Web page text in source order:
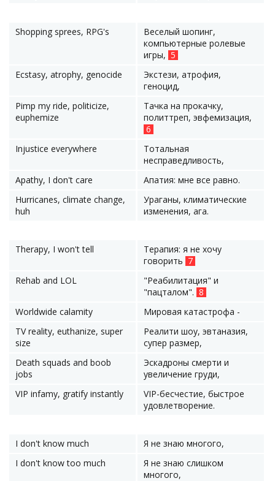
Shopping sprees, RPG's
Веселый шопинг,
компьютерные ролевые
игры, 5
Ecstasy, atrophy, genocide
Экстези, атрофия,
геноцид,
Pimp my ride, politicize,
euphemize
Тачка на прокачку,
политтреп, эвфемизация,
6
Injustice everywhere
Тотальная
несправедливость,
Apathy, I don't care
Апатия: мне все равно.
Hurricanes, climate change,
huh
Ураганы, климатические
изменения, ага.
Therapy, I won't tell
Терапия: я не хочу
говорить 7
Rehab and LOL
"Реабилитация" и
"пацталом". 8
Worldwide calamity
Мировая катастрофа -
TV reality, euthanize, super
size
Реалити шоу, эвтаназия,
супер размер,
Death squads and boob
jobs
Эскадроны смерти и
увеличение груди,
VIP infamy, gratify instantly
VIP-бесчестие, быстрое
удовлетворение.
I don't know much
Я не знаю многого,
I don't know too much
Я не знаю слишком
многого,